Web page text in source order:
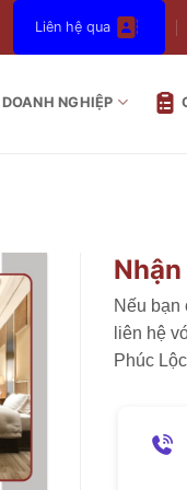
Liên hệ qua
DOANH NGHIỆP
Nếu bạn
liên hệ
Phúc